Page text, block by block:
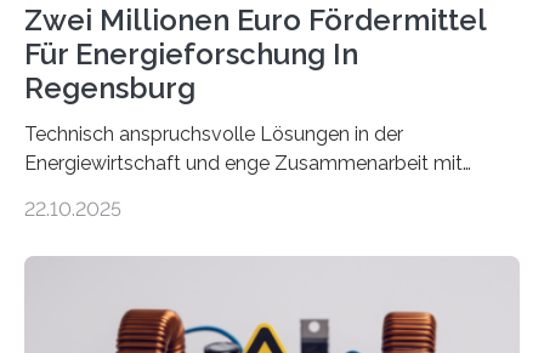
Zwei Millionen Euro Fördermittel
Für Energieforschung In
Regensburg
Technisch anspruchsvolle Lösungen in der
Energiewirtschaft und enge Zusammenarbeit mit
neuen EU-geförderten Transfer-Projekte zu
Energietechnologien werden vom Europäischen
Sozialfonds Plus (ESF+) gefördert – mit einer
22.10.2025